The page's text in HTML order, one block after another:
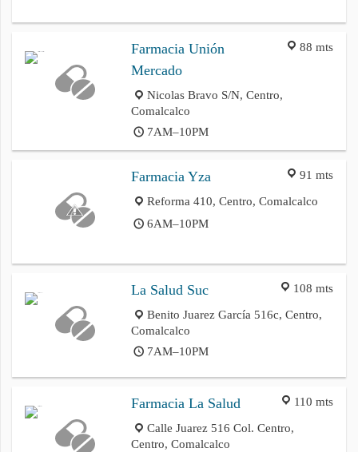
88 mts
Farmacia Unión
Mercado
Nicolas Bravo S/N, Centro,
Comalcalco
7AM–10PM
91 mts
Farmacia Yza
Reforma 410, Centro, Comalcalco
6AM–10PM
108 mts
La Salud Suc
Benito Juarez García 516c, Centro,
Comalcalco
7AM–10PM
110 mts
Farmacia La Salud
Calle Juarez 516 Col. Centro,
Centro, Comalcalco